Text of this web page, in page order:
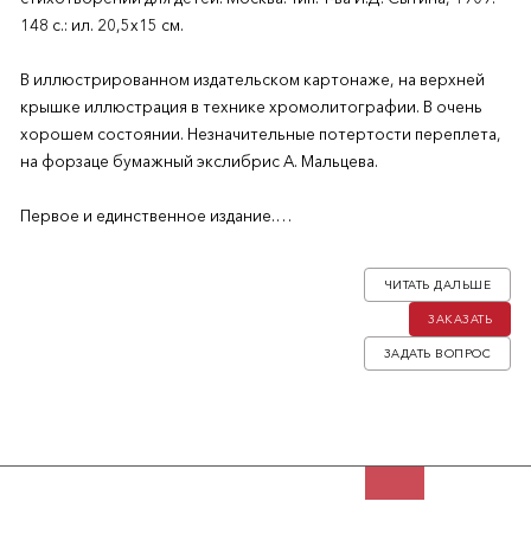
148 с.: ил. 20,5х15 см.
В иллюстрированном издательском картонаже, на верхней
крышке иллюстрация в технике хромолитографии. В очень
хорошем состоянии. Незначительные потертости переплета,
на форзаце бумажный экслибрис А. Мальцева.
Первое и единственное издание.
Аполлон Аполлонович Коринфский (1868–1937) — русский
поэт, журналист, писатель, переводчик и фольклорист.
Родился в Симбирске, семь лет проучился в одном классе с
Владимиром Лениным. В последнем классе ушел из гимназии,
ЗАДАТЬ ВОПРОС
ЗАКАЗАТЬ
ЧИТАТЬ ДАЛЬШЕ